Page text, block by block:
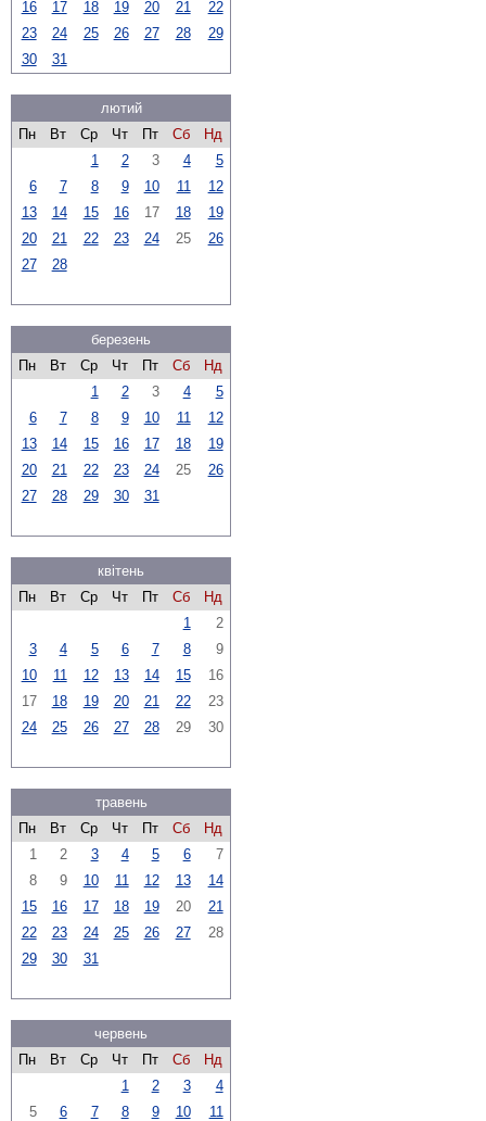
16 17 18 19 20 21
22
23
24 25 26 27 28
29
30
31
лютий
Пн
Вт Ср Чт Пт Сб
Нд
1
2 3 4
5
6
7 8 9 10 11
12
13
14 15 16 17 18
19
20
21 22 23 24 25
26
27
28
березень
Пн
Вт Ср Чт Пт Сб
Нд
1
2 3 4
5
6
7 8 9 10 11
12
13
14 15 16 17 18
19
20
21 22 23 24 25
26
27
28 29 30 31
квітень
Пн
Вт Ср Чт Пт Сб
Нд
1
2
3
4 5 6 7 8
9
10
11 12 13 14 15
16
17
18 19 20 21 22
23
24
25 26 27 28 29 30
травень
Пн
Вт Ср Чт Пт Сб
Нд
1
2 3 4 5 6
7
8
9 10 11 12 13
14
15
16 17 18 19 20
21
22
23 24 25 26 27
28
29
30 31
червень
Пн
Вт Ср Чт Пт Сб
Нд
1
2 3
4
5
6 7 8 9 10
11